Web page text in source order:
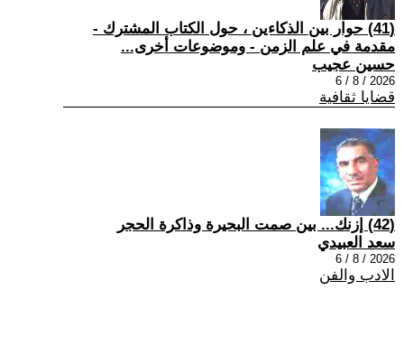
(41) حوار بين الذكاءين ، حول الكتاب المشترك -
مقدمة في علم الزمن - وموضوعات أخرى...
حسين عجيب
2026 / 8 / 6
قضايا ثقافية
(42) إزنك... بين صمت البحيرة وذاكرة الحجر
سعد العبيدي
2026 / 8 / 6
الادب والفن